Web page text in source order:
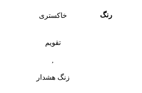
رنگ خاکستری
تقویم
زنگ هشدار